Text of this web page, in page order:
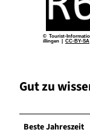
© Tourist-
illingen | CC-BY-SA
Gut zu
Beste Jahreszeit